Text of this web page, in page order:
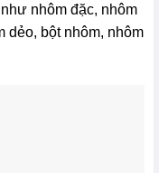
nhôm đặc, nhôm
dẻo, bột nhôm, nhôm